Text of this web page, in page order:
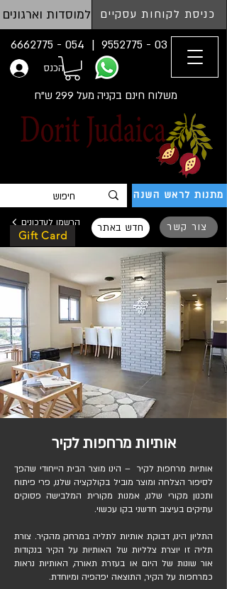
כניסת לקוחות עסקיים למוסדות וארגונים
03 - 9552775 |
הכנס
משלוח חינם בקניה מעל 299 ש"ח
מתנות לראש השנה
צור קשר חדש באתר הרשמו לעדכונים
Gift Card
אותיות מרחפות לקיר
אותיות מרחפות לקיר – הינו מוצר הבית הייחודי שהפך
לסיפור הצלחה ומוצר מוביל בקולקציה שלנו, פרי פיתוח
ותכנון מקורי שלנו, אמנות מקורית המלבישה פסוקים
עתיקים בעיצוב חדשני בקו עכשוי.
התליון הינו, דבוקת אותיות לתליה במרחק מהקיר. צורת
תליה זו יוצרת צלליות של האותיות על הקיר בנקודות
אור שונות של היום או בעזרת תאורה, האותיות נראות
כמרחפות על הקיר, התוצאה יפהפיה ומיוחדת.